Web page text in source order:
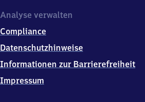
9
6
Isernhagen
Analyse verwalten
Compliance
Datenschutzhinweise
Informationen zur Barrierefreiheit
Impressum